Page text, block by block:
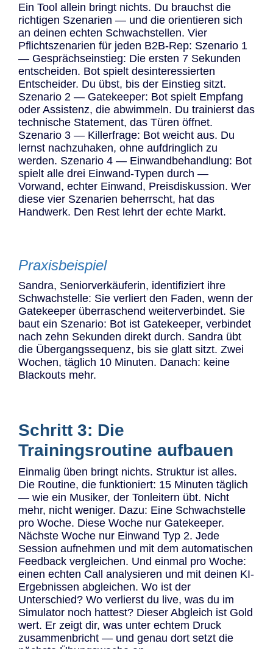
Ein Tool allein bringt nichts. Du brauchst die
richtigen Szenarien — und die orientieren sich
an deinen echten Schwachstellen. Vier
Pflichtszenarien für jeden B2B-Rep: Szenario 1
— Gesprächseinstieg: Die ersten 7 Sekunden
entscheiden. Bot spielt desinteressierten
Entscheider. Du übst, bis der Einstieg sitzt.
Szenario 2 — Gatekeeper: Bot spielt Empfang
oder Assistenz, die abwimmeln. Du trainierst das
technische Statement, das Türen öffnet.
Szenario 3 — Killerfrage: Bot weicht aus. Du
lernst nachzuhaken, ohne aufdringlich zu
werden. Szenario 4 — Einwandbehandlung: Bot
spielt alle drei Einwand-Typen durch —
Vorwand, echter Einwand, Preisdiskussion. Wer
diese vier Szenarien beherrscht, hat das
Handwerk. Den Rest lehrt der echte Markt.
Praxisbeispiel
Sandra, Seniorverkäuferin, identifiziert ihre
Schwachstelle: Sie verliert den Faden, wenn der
Gatekeeper überraschend weiterverbindet. Sie
baut ein Szenario: Bot ist Gatekeeper, verbindet
nach zehn Sekunden direkt durch. Sandra übt
die Übergangssequenz, bis sie glatt sitzt. Zwei
Wochen, täglich 10 Minuten. Danach: keine
Blackouts mehr.
Schritt 3: Die
Trainingsroutine aufbauen
Einmalig üben bringt nichts. Struktur ist alles.
Die Routine, die funktioniert: 15 Minuten täglich
— wie ein Musiker, der Tonleitern übt. Nicht
mehr, nicht weniger. Dazu: Eine Schwachstelle
pro Woche. Diese Woche nur Gatekeeper.
Nächste Woche nur Einwand Typ 2. Jede
Session aufnehmen und mit dem automatischen
Feedback vergleichen. Und einmal pro Woche:
einen echten Call analysieren und mit deinen KI-
Ergebnissen abgleichen. Wo ist der
Unterschied? Wo verlierst du live, was du im
Simulator noch hattest? Dieser Abgleich ist Gold
wert. Er zeigt dir, was unter echtem Druck
zusammenbricht — und genau dort setzt die